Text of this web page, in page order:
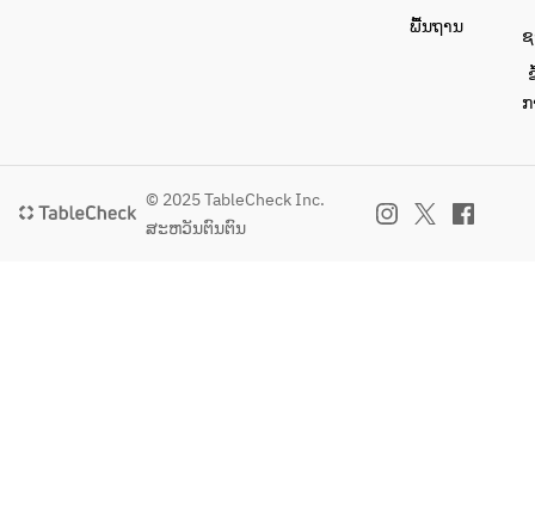
ພື້ນຖານ
© 2025 TableCheck Inc.
ສະຫວັນຕົນຕົນ